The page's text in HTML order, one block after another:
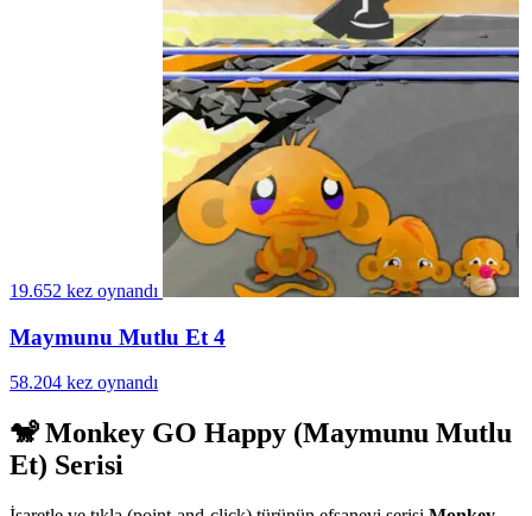
19.652 kez oynandı
Maymunu Mutlu Et 4
58.204 kez oynandı
🐒 Monkey GO Happy (Maymunu Mutlu
Et) Serisi